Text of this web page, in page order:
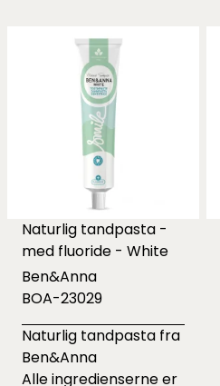
Naturlig tandpasta -
med fluoride - White
Ben&Anna
BOA-23029
Naturlig tandpasta fra
Ben&Anna
Alle ingredienserne er